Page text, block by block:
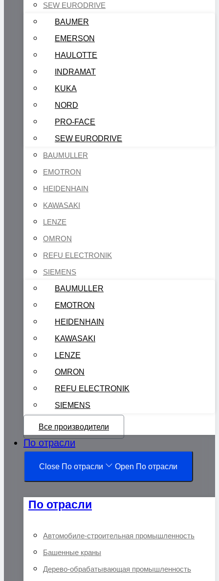
SEW EURODRIVE
BAUMER
EMERSON
HAULOTTE
INDRAMAT
KUKA
NORD
PRO-FACE
SEW EURODRIVE
BAUMULLER
EMOTRON
HEIDENHAIN
KAWASAKI
LENZE
OMRON
REFU ELECTRONIK
SIEMENS
BAUMULLER
EMOTRON
HEIDENHAIN
KAWASAKI
LENZE
OMRON
REFU ELECTRONIK
SIEMENS
Все производители
По отрасли
Close По отрасли Open По отрасли
По отрасли
Автомобиле-строительная промышленность
Башенные краны
Дерево-обрабатывающая промышленность